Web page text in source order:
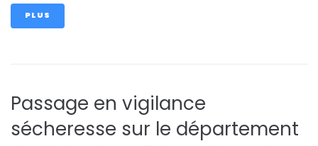
PLUS
Passage en vigilance
sécheresse sur le département